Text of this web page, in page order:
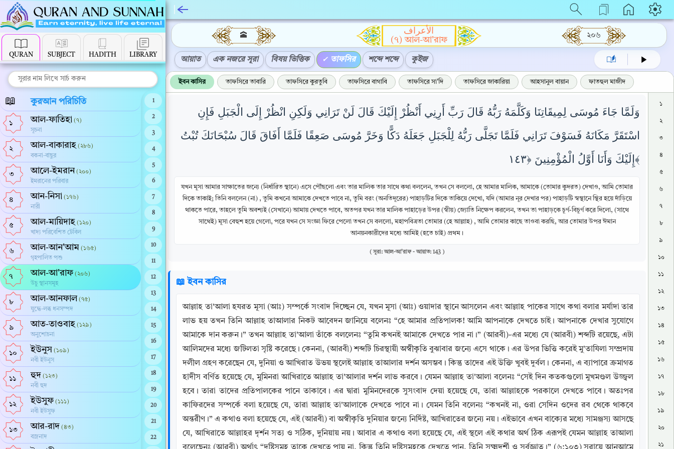
QURAN SUBJECT HADITH LIBRARY
📖 কুরআন পরিচিতি
১ আল-ফাতিহা (৭)
সূচনা
২ আল-বাকারাহ (২৮৬)
বকনা-বাছুর
৩ আলে-ইমরান (২০০)
ইমরানের পরিবার
৪ আন-নিসা (১৭৬)
নারী
৫ আল-মায়িদাহ (১২০)
খাদ্য পরিবেশিত টেবিল
৬ আল-আন'আম (১৬৫)
গৃহপালিত পশু
৭ আল-আ'রাফ (২০৬)
উচু স্থানসমূহ
৮ আল-আনফাল (৭৫)
যুদ্ধে-লব্ধ ধনসম্পদ
৯ আত-তাওবাহ (১২৯)
অনুশোচনা
১০ ইউনুস (১০৯)
নবী ইউনুস
১১ হুদ (১২৩)
নবী হুদ
১২ ইউসুফ (১১১)
নবী ইউসুফ
১৩ আর-রাদ (৪৩)
বজ্রনাদ
1
2
3
4
5
6
7
8
9
10
11
12
13
14
15
16
17
18
19
20
21
22
🕋
الأعراف
(৭) আল-আ'রাফ
২০৬
আয়াত এক নজরে সূরা বিষয় ভিত্তিক তাফসির শব্দে শব্দে কুইজ
ইবন কাসির তাফসিরে তাবারি তাফসিরে কুরতুবি তাফসিরে বাগাবি তাফসিরে সা'দি তাফসিরে জাকারিয়া আহসানুল বায়ান ফাতহুল মাজীদ
وَلَمَّا جَاءَ مُوسَى لِمِيقَاتِنَا وَكَلَّمَهُ رَبُّهُ قَالَ رَبِّ أَرِنِي أَنْظُرْ إِلَيْكَ قَالَ لَنْ تَرَانِي وَلَكِنِ انْظُرْ إِلَى الْجَبَلِ فَإِنِ
اسْتَقَرَّ مَكَانَهُ فَسَوْفَ تَرَانِي فَلَمَّا تَجَلَّى رَبُّهُ لِلْجَبَلِ جَعَلَهُ دَكًّا وَخَرَّ مُوسَى صَعِقًا فَلَمَّا أَفَاقَ قَالَ سُبْحَانَكَ تُبْتُ
إِلَيْكَ وَأَنَا أَوَّلُ الْمُؤْمِنِينَ ﴿١٤٣﴾
যখন মূসা আমার সাক্ষাতের জন্যে (নির্ধারিত স্থানে) এসে পৌঁছলো এবং তার মালিক তার সাথে কথা বললেন, তখন সে বললো, হে আমার মালিক, আমাকে (তোমার কুদরত) দেখাও, আমি তোমার
দিকে তাকাই; তিনি বললেন (না) , তুমি কখনো আমাকে দেখতে পাবে না, তুমি বরং (অনতিদূরের) পাহাড়টির দিকে তাকিয়ে দেখো, যদি (আমার নূর দেখার পর) পাহাড়টি স্বস্থানে স্থির হয়ে দাঁড়িয়ে
থাকতে পারে, তাহলে তুমি অবশ্যই (সেখানে) আমায় দেখতে পাবে, অতপর যখন তার মালিক পাহাড়ের উপর (স্বীয়) জ্যোতি নিক্ষেপ করলেন, তখন তা পাহাড়কে চূর্ণ-বিচূর্ণ করে দিলো, (সাথে
সাথেই) মূসা বেহুশ হয়ে গেলো, পরে যখন সে সংজ্ঞা ফিরে পেলো তখন সে বললো, মহাপবিত্রতা তোমার (হে আল্লাহ) , আমি তোমার কাছে তাওবা করছি, আর তোমার উপর ঈমান
আনয়নকারীদের মধ্যে আমিই (হতে চাই) প্রথম।
( সূরা: আল-আ'রাফ - আয়াত: 143 )
📖 ইবন কাসির
আল্লাহ তা'আলা হযরত মূসা (আঃ) সম্পর্কে সংবাদ দিচ্ছেন যে, যখন মূসা (আঃ) ওয়াদার স্থানে আসলেন এবং আল্লাহ পাকের সাথে কথা বলার মর্যাদা তার
লাভ হয় তখন তিনি আল্লাহ তাআলার নিকট আবেদন জানিয়ে বলেনঃ “হে আমার প্রতিপালক! আমি আপনাকে দেখতে চাই। আপনাকে দেখার সুযোগে
আমাকে দান করুন।” তখন আল্লাহ তা'আলা তাঁকে বললেনঃ “তুমি কখনই আমাকে দেখতে পার না।” (আরবী)-এর মধ্যে যে (আরবী) শব্দটি রয়েছে, এটা
আলিমদের মধ্যে জটিলতা সৃষ্টি করেছে। কেননা, (আরবী) শব্দটি চিরস্থায়ী অস্বীকৃতি বুঝাবার জন্যে এসে থাকে। এর উপর ভিত্তি করেই মু'তাযিলা সম্প্রদায়
দলীল গ্রহণ করেছেন যে, দুনিয়া ও আখিরাত উভয় স্থলেই আল্লাহ তাআলার দর্শন অসম্ভব। কিন্তু তাদের এই উক্তি খুবই দুর্বল। কেননা, এ ব্যাপারে ক্রমাগত
হাদীস বর্ণিত হয়েছে যে, মুমিনরা আখিরাতে আল্লাহ তা'আলার দর্শন লাভ করবে। যেমন আল্লাহ তা'আলা বলেনঃ “সেই দিন কতকগুলো মুখমণ্ডল উজ্জ্বল
হবে। তারা তাদের প্রতিপালকের পানে তাকাবে। এর দ্বারা মুমিনদেরকে সুসংবাদ দেয়া হয়েছে যে, তারা আল্লাহকে পরকালে দেখতে পাবে। অতঃপর
কাফিরদের সম্পর্কে বলা হয়েছে যে, তারা আল্লাহ তা'আলাকে দেখতে পাবে না। যেমন তিনি বলেনঃ “কখনই না, ওরা সেদিন ওদের রব থেকে থাকবে
অন্তরীণ।” এ কথাও বলা হয়েছে যে, এই (আরবী) বা অস্বীকৃতি দুনিয়ার জন্যে নির্দিষ্ট, আখিরাতের জন্যে নয়। এইভাবে এখন বাক্যের মধ্যে সামঞ্জস্য আসছে
যে, আখিরাতে আল্লাহর দৃর্শন সত্য ও সঠিক, দুনিয়ায় নয়। আবার এ কথাও বলা হয়েছে যে, এই স্থলে এই কথার অর্থ ঠিক এরূপই যেমন আল্লাহ তাআলা
১
২
৩
৪
৫
৬
৭
৮
৯
১০
১১
১২
১৩
১৪
১৫
১৬
১৭
১৮
১৯
২০
২১
Copy